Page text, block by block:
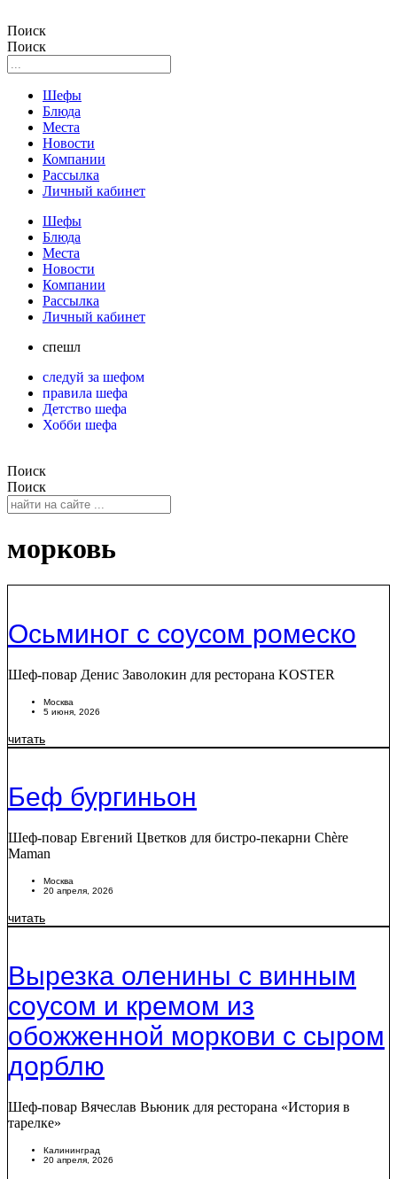
Поиск
Поиск
Шефы
Блюда
Места
Новости
Компании
Рассылка
Личный кабинет
Шефы
Блюда
Места
Новости
Компании
Рассылка
Личный кабинет
спешл
следуй за шефом
правила шефа
Детство шефа
Хобби шефа
Поиск
Поиск
морковь
Осьминог с соусом ромеско
Шеф-повар Денис Заволокин для ресторана KOSTER
Москва
5 июня, 2026
читать
Беф бургиньон
Шеф-повар Евгений Цветков для бистро-пекарни Chère
Maman
Москва
20 апреля, 2026
читать
Вырезка оленины с винным
соусом и кремом из
обожженной моркови с сыром
дорблю
Шеф-повар Вячеслав Вьюник для ресторана «История в
тарелке»
Калининград
20 апреля, 2026